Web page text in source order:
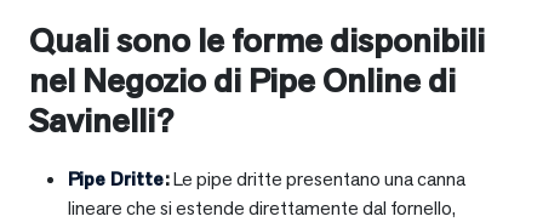
Quali sono le forme disponibili
nel Negozio di Pipe Online di
Savinelli?
Pipe Dritte:Le pipe dritte presentano una canna
lineare che si estende direttamente dal fornello,